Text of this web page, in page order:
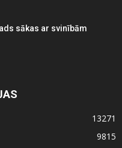
sākas ar svinībām
13271
9815